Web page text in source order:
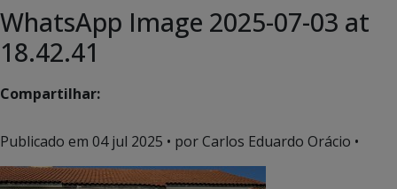
WhatsApp Image 2025-07-03 at
18.42.41
Compartilhar:
Publicado em 04 jul 2025 • por Carlos Eduardo Orácio •